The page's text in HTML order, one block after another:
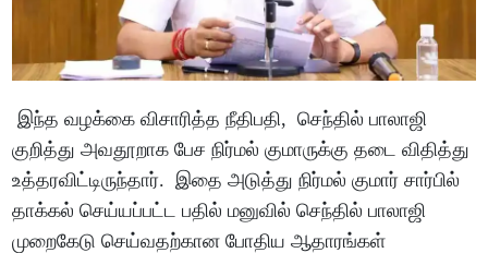
இந்த வழக்கை விசாரித்த நீதிபதி, செந்தில் பாலாஜி
குறித்து அவதூறாக பேச நிர்மல் குமாருக்கு தடை விதித்து
உத்தரவிட்டிருந்தார். இதை அடுத்து நிர்மல் குமார் சார்பில்
தாக்கல் செய்யப்பட்ட பதில் மனுவில் செந்தில் பாலாஜி
முறைகேடு செய்வதற்கான போதிய ஆதாரங்கள்